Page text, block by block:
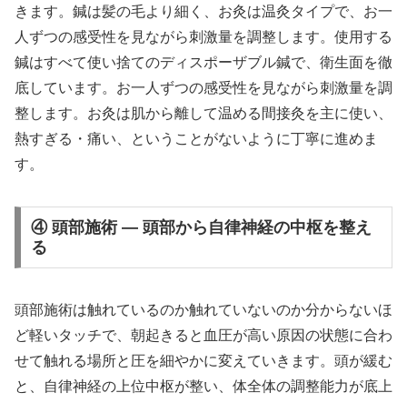
きます。鍼は髪の毛より細く、お灸は温灸タイプで、お一
人ずつの感受性を見ながら刺激量を調整します。使用する
鍼はすべて使い捨てのディスポーザブル鍼で、衛生面を徹
底しています。お一人ずつの感受性を見ながら刺激量を調
整します。お灸は肌から離して温める間接灸を主に使い、
熱すぎる・痛い、ということがないように丁寧に進めま
す。
④ 頭部施術 — 頭部から自律神経の中枢を整え
る
頭部施術は触れているのか触れていないのか分からないほ
ど軽いタッチで、朝起きると血圧が高い原因の状態に合わ
せて触れる場所と圧を細やかに変えていきます。頭が緩む
と、自律神経の上位中枢が整い、体全体の調整能力が底上